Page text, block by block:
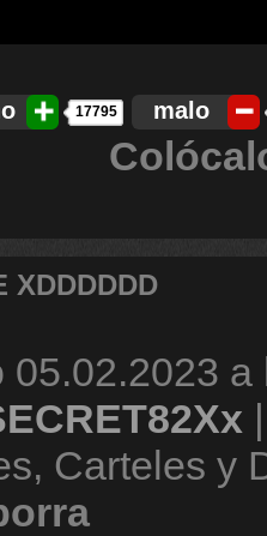
17795 malo
XDDDDDD
05.02.2023 a
Carteles y